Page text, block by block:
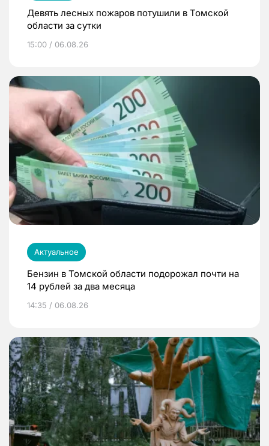
Девять лесных пожаров потушили в Томской
области за сутки
15:00 / 06.08.26
Актуальное
Бензин в Томской области подорожал почти на
14 рублей за два месяца
14:35 / 06.08.26